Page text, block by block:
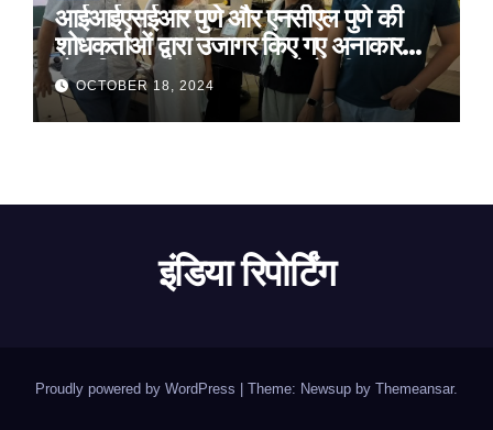
आईआईएसईआर पुणे और एनसीएल पुणे की
शोधकर्ताओं द्वारा उजागर किए गए अनाकार
ठोस विरूपण में संरचनात्मक दोषों की प्रमुख
भूमिका
OCTOBER 18, 2024
इंडिया रिपोर्टिंग
Proudly powered by WordPress Theme: Newsup by Themeansar.